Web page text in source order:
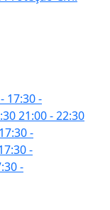
17:30-
21:00 - 22:30
-
-
-